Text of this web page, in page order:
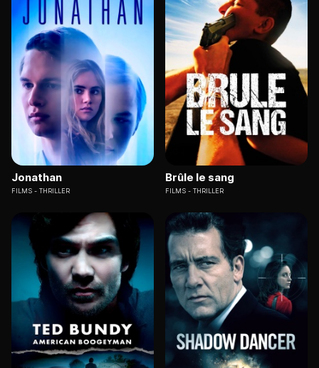
Jonathan
FILMS THRILLER
Brûle le sang
FILMS THRILLER